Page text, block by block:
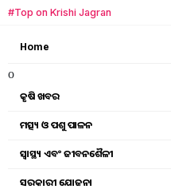
#Top on Krishi Jagran
Home
o
କୃଷି ଖବର
ମତ୍ସ୍ୟ ଓ ପଶୁ ପାଳନ
ସ୍ୱାସ୍ଥ୍ୟ ଏବଂ ଜୀବନଶୈଳୀ
ସରକାରୀ ଯୋଜନା
କୃଷି ଖବର